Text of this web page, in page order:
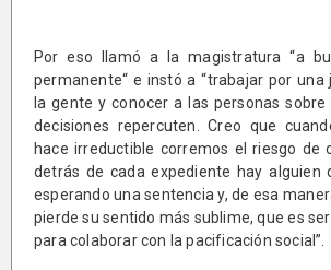
Por eso llamó a la magistratura “a
permanente“ e instó a “trabajar por una
la gente y conocer a las personas
decisiones repercuten. Creo que
hace irreductible corremos el riesgo de
detrás de cada expediente hay alguien
esperando una sentencia y, de esa
pierde su sentido más sublime, que es
para colaborar con la pacificación social”.